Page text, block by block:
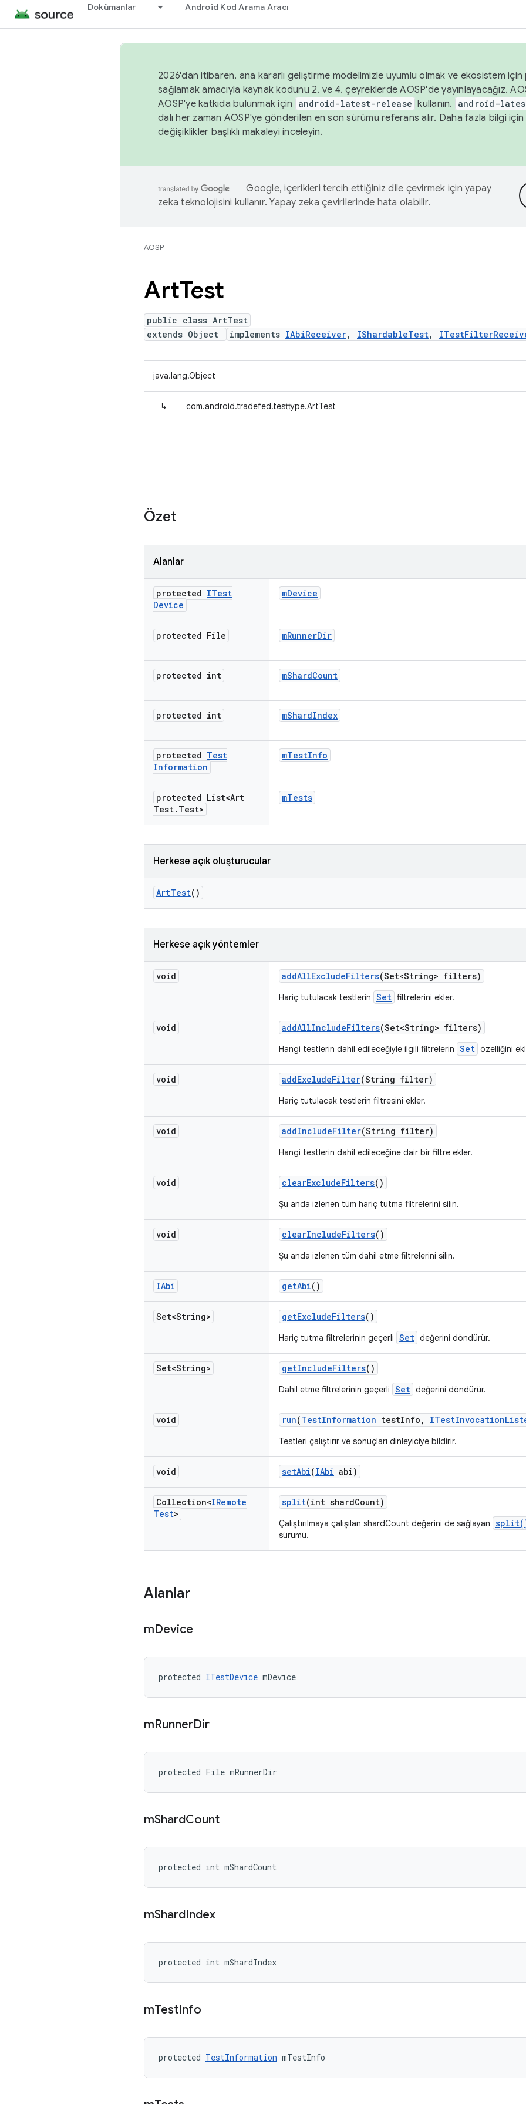
Dokümanlar Android Kod Arama Aracı
2026'dan itibaren, ana kararlı geliştirme modelimizle uyumlu olmak ve ekosistem için
sağlamak amacıyla kaynak kodunu 2. ve 4. çeyreklerde AOSP'de yayınlayacağız.
AOSP'ye katkıda bulunmak için
android-latest-release kullanın. android-
dalı her zaman AOSP'ye gönderilen en son sürümü referans alır. Daha fazla bilgi için
değişiklikler başlıklı makaleyi inceleyin.
Google, içerikleri tercih ettiğiniz dile çevirmek için yapay
zeka teknolojisini kullanır. Yapay zeka çevirilerinde hata olabilir.
AOSP
ArtTest
public class ArtTest
extends Object
implements IAbiReceiver, IShardableTest,
java.lang.Object
↳ com.android.tradefed.testtype.ArtTest
Özet
Alanlar
protected ITest
Device
mDevice
protected File mRunnerDir
protected int mShardCount
protected int mShardIndex
protected Test
Information
mTestInfo
protected List<Art
Test. Test>
mTests
Herkese açık oluşturucular
ArtTest()
Herkese açık yöntemler
void addAllExcludeFilters(Set<String> filters)
Hariç tutulacak testlerin Set filtrelerini ekler.
void addAllIncludeFilters(Set<String> filters)
Hangi testlerin dahil edileceğiyle ilgili filtrelerin Set özelliğini
void addExcludeFilter(String filter)
Hariç tutulacak testlerin filtresini ekler.
void addIncludeFilter(String filter)
Hangi testlerin dahil edileceğine dair bir filtre ekler.
void clearExcludeFilters()
Şu anda izlenen tüm hariç tutma filtrelerini silin.
void clearIncludeFilters()
Şu anda izlenen tüm dahil etme filtrelerini silin.
IAbi getAbi()
Set<String> getExcludeFilters()
Hariç tutma filtrelerinin geçerli Set değerini döndürür.
Set<String> getIncludeFilters()
Dahil etme filtrelerinin geçerli Set değerini döndürür.
void run(TestInformation testInfo , ITestInvocation
Testleri çalıştırır ve sonuçları dinleyiciye bildirir.
void setAbi(IAbi abi)
Collection<IRemote
Test>
split(int shardCount)
Çalıştırılmaya çalışılan shardCount değerini de sağlayan
sürümü.
Alanlar
mDevice
protected ITestDevice mDevice
mRunnerDir
protected File mRunnerDir
mShardCount
protected int mShardCount
mShardIndex
protected int mShardIndex
mTestInfo
protected TestInformation mTestInfo